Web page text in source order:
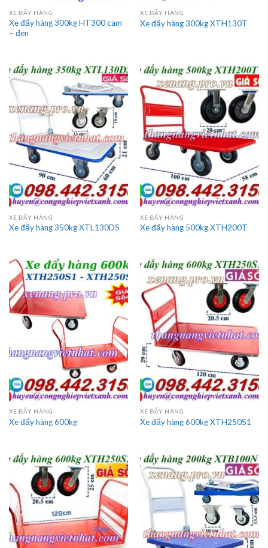
XE ĐẨY HÀNG
Xe đẩy hàng 300kg HT300 cam
– đen
XE ĐẨY HÀNG
Xe đẩy hàng 300kg XTH130T
XE ĐẨY HÀNG
Xe đẩy hàng 350kg XTL130DS
XE ĐẨY HÀNG
Xe đẩy hàng 500kg XTH200T
XE ĐẨY HÀNG
Xe đẩy hàng 600kg
XE ĐẨY HÀNG
Xe đẩy hàng 600kg XTH250S1